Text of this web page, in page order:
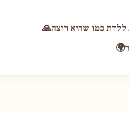
ללדת כמו שהיא רוצה🙏